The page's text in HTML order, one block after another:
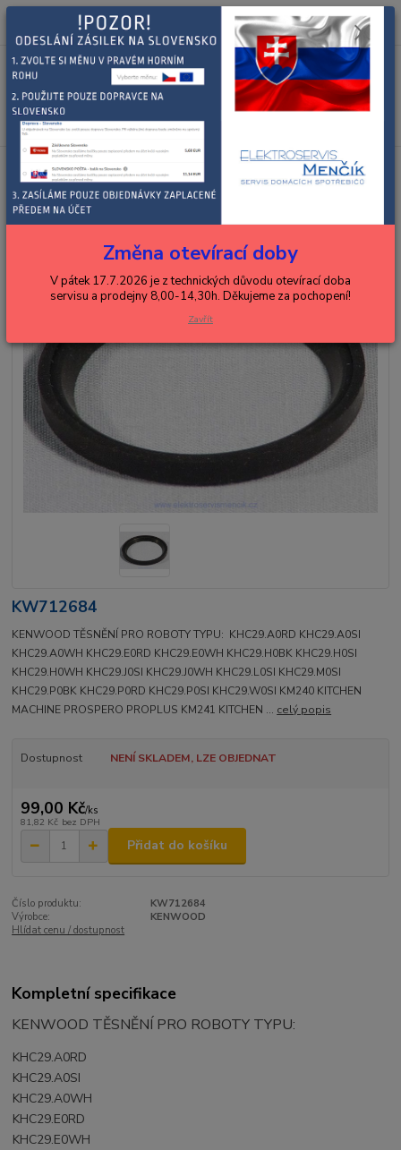
Menu
+420 602 288 130
(Po-Pá, 8-15 hod.)
0ks
za0,00 Kč
KENWOOD
KENWOOD těsnění
KW712684
KENWOOD TĚSNĚNÍ PRO ROBOTY TYPU: KHC29.A0RD KHC29.A0SI
KHC29.A0WH KHC29.E0RD KHC29.E0WH KHC29.H0BK KHC29.H0SI
KHC29.H0WH KHC29.J0SI KHC29.J0WH KHC29.L0SI KHC29.M0SI
KHC29.P0BK KHC29.P0RD KHC29.P0SI KHC29.W0SI KM240 KITCHEN
MACHINE PROSPERO PROPLUS KM241 KITCHEN ... celý popis
Dostupnost NENÍ SKLADEM, LZE OBJEDNAT
99,00 Kč/ks
81,82 Kč bez DPH
Přidat do košíku
Číslo produktu:
KW712684
Výrobce:
KENWOOD
Hlídat cenu / dostupnost
Kompletní specifikace
KENWOOD TĚSNĚNÍ PRO ROBOTY TYPU:
KHC29.A0RD
KHC29.A0SI
KHC29.A0WH
KHC29.E0RD
KHC29.E0WH
Změna otevírací doby
V pátek 17.7.2026 je z technických důvodu otevírací doba
servisu a prodejny 8,00-14,30h. Děkujeme za pochopení!
Zavřít